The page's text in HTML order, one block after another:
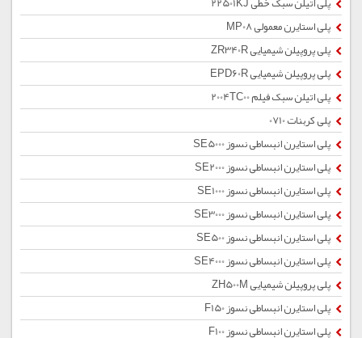
پلی استایرن معمولی MP08
پلی پروپیلن شیمیایی ZR340R
پلی پروپیلن شیمیایی EPD60R
پلی اتیلن سبک فیلم 2004TC00
پلی کربنات 0710
پلی استایرن انبساطی نسوز SE5000
پلی استایرن انبساطی نسوز SE2000
پلی استایرن انبساطی نسوز SE1000
پلی استایرن انبساطی نسوز SE3000
پلی استایرن انبساطی نسوز SE500
پلی استایرن انبساطی نسوز SE4000
پلی پروپیلن شیمیایی ZH500M
پلی استایرن انبساطی نسوز F150
پلی استایرن انبساطی نسوز F100